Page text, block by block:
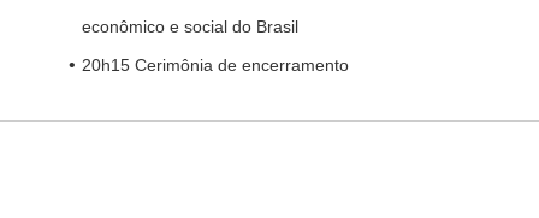
econômico e social do Brasil
20h15 Cerimônia de encerramento